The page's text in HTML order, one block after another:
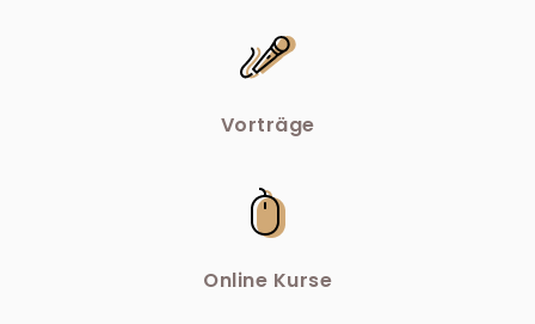
Vorträge
Online Kurse